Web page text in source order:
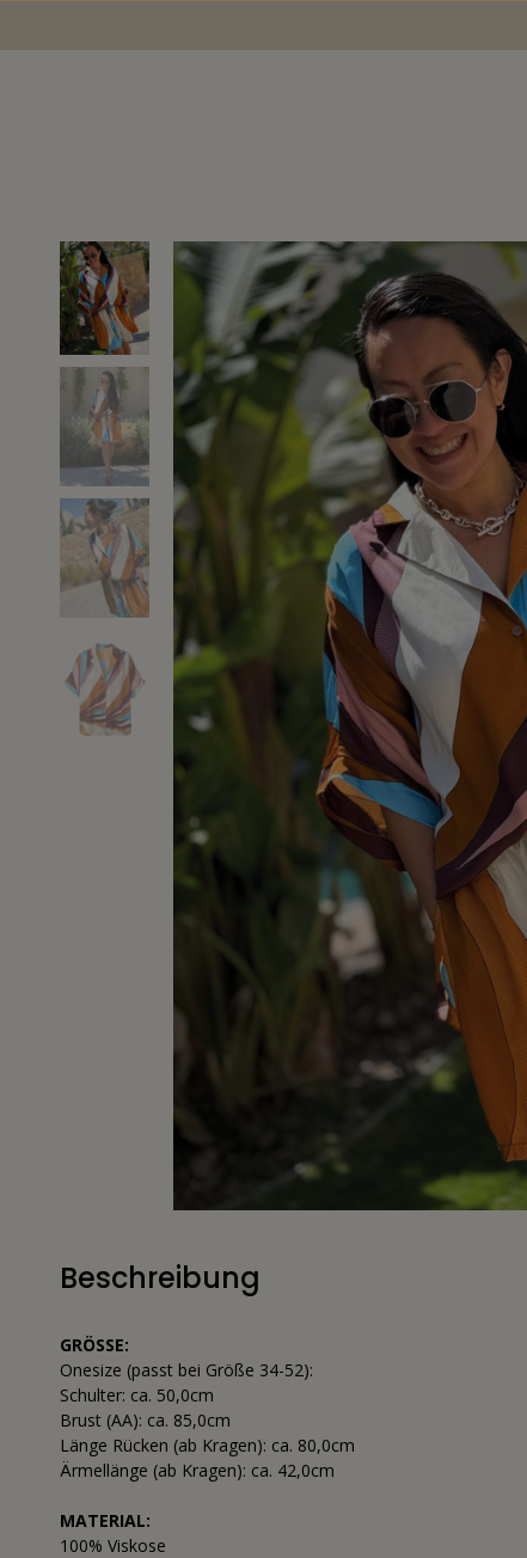
Beschreibung
GRÖSSE:
Onesize (passt bei Größe 34-52):
Schulter: ca. 50,0cm
Brust (AA): ca. 85,0cm
Länge Rücken (ab Kragen): ca. 80,0cm
Ärmellänge (ab Kragen): ca. 42,0cm
MATERIAL:
100% Viskose